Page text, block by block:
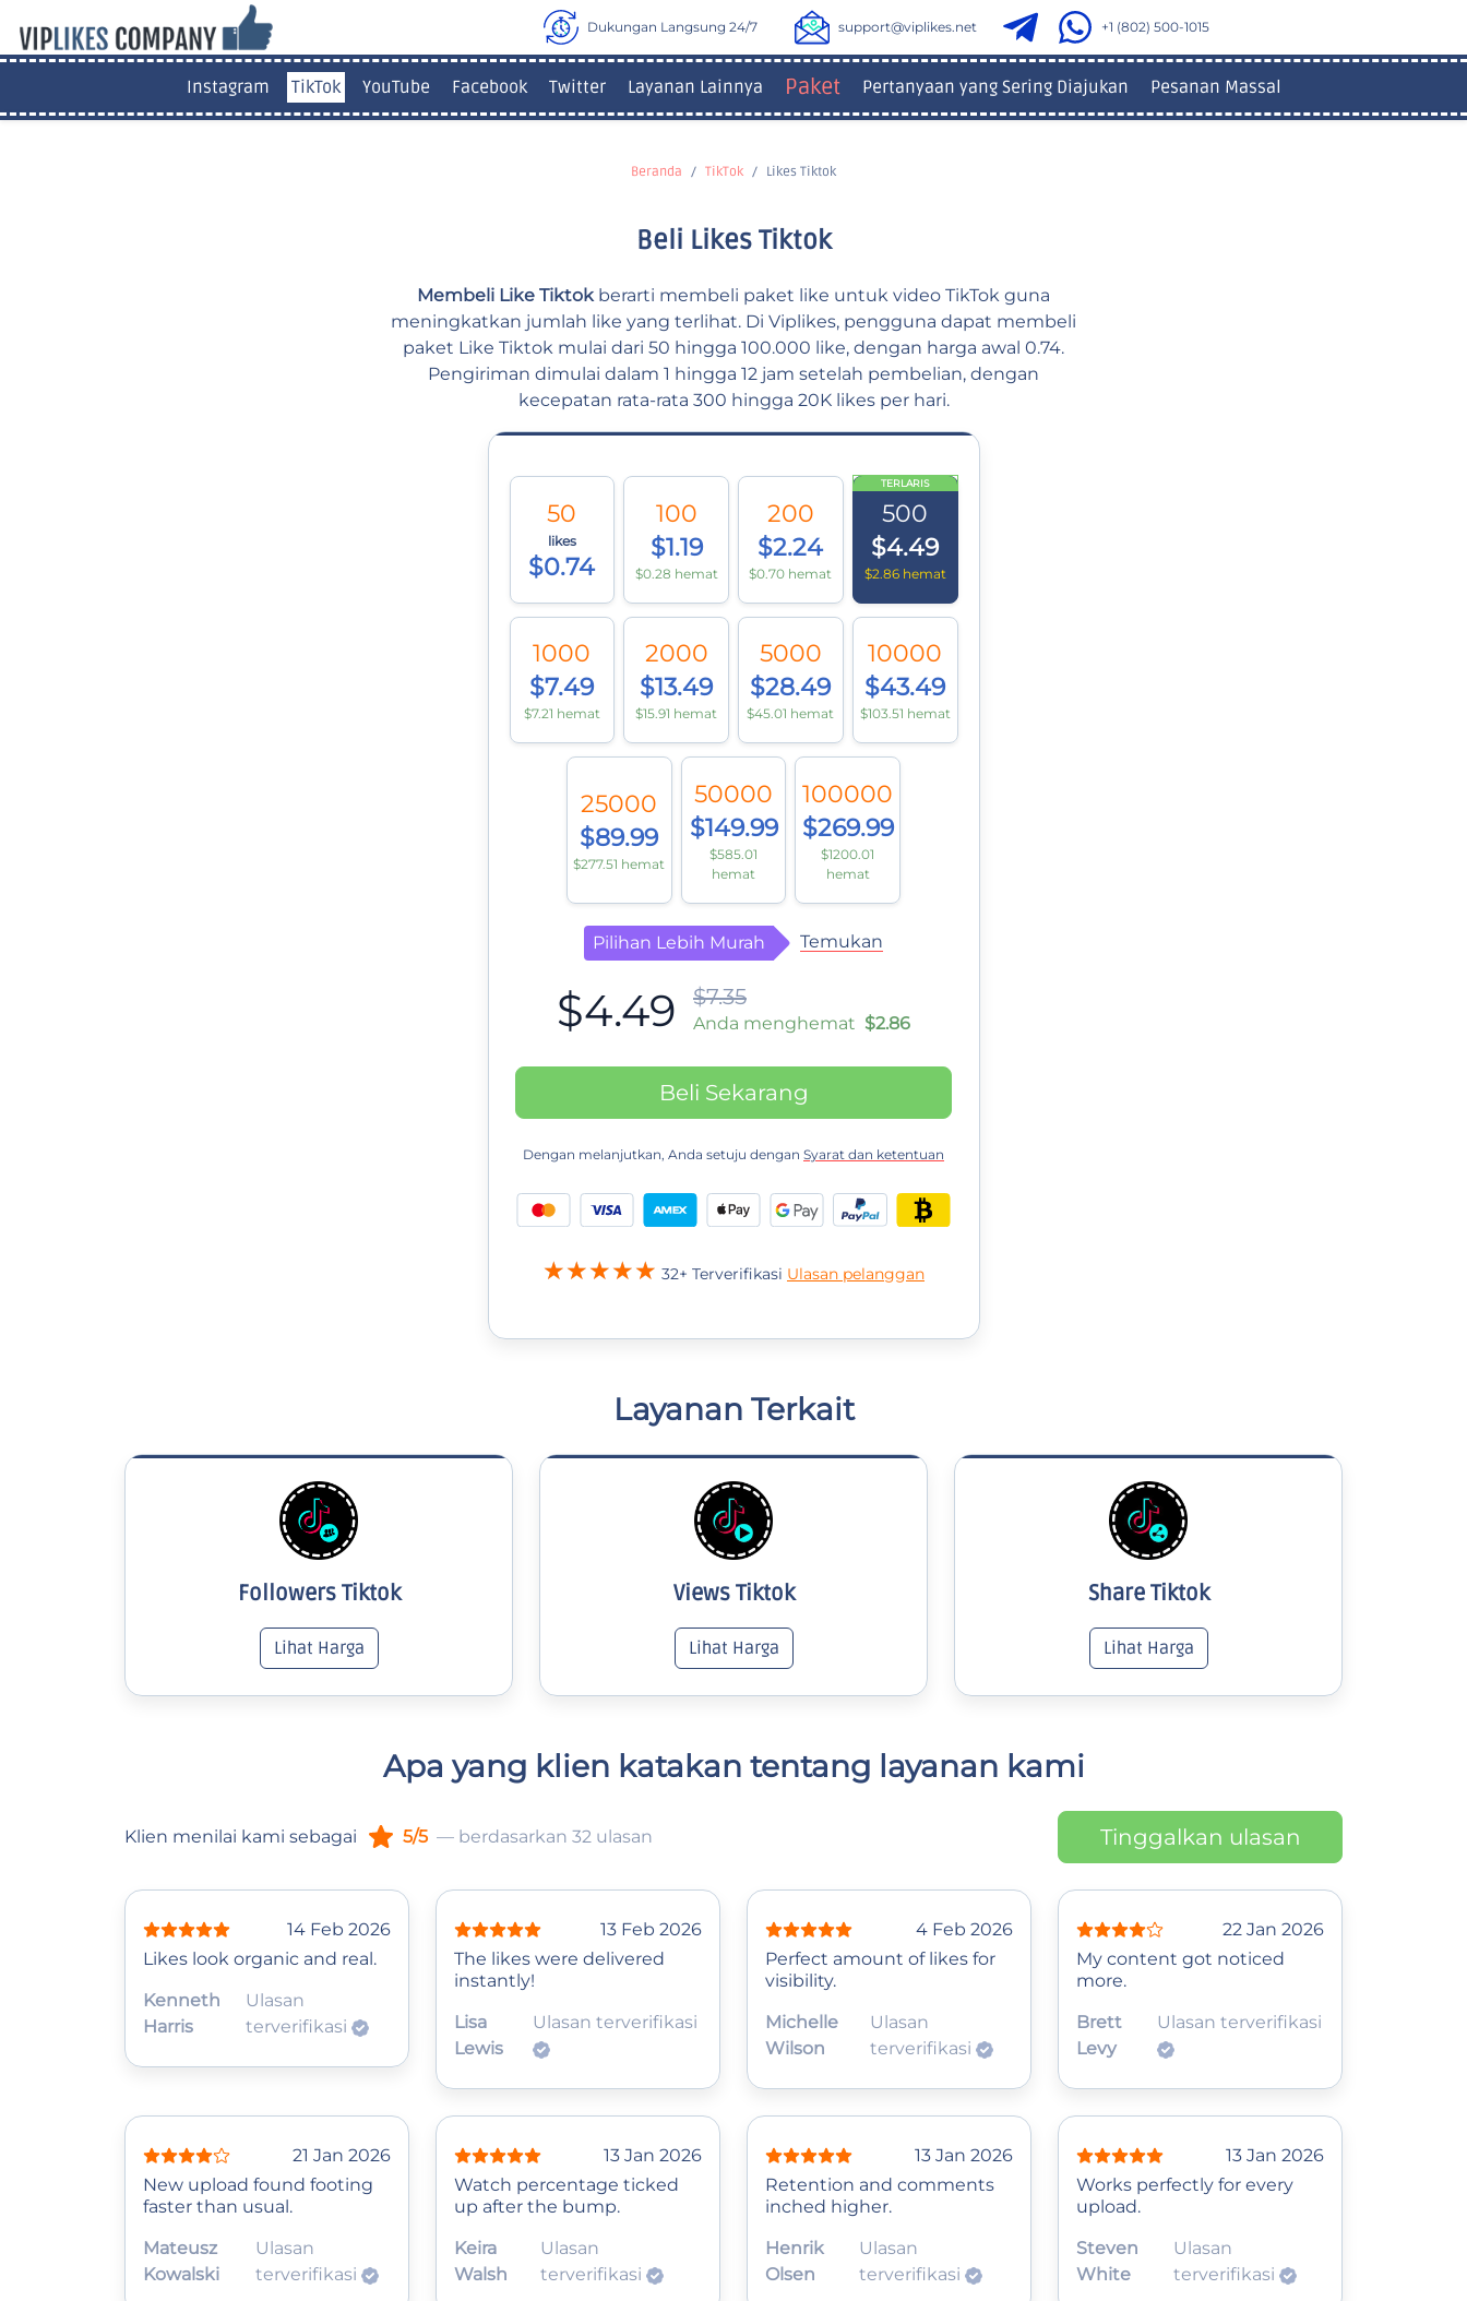
Dukungan Langsung 24/7 support@viplikes.net +1 (802) 500-1015
Instagram TikTok YouTube Facebook Twitter Layanan Lainnya Paket Pertanyaan yang Sering Diajukan Pesanan Massal
Beranda TikTok Likes Tiktok
Beli Likes Tiktok
Membeli Like Tiktokberarti membeli paket like untuk video TikTok guna
meningkatkan jumlah like yang terlihat. Di Viplikes, pengguna dapat membeli
paket Like Tiktok mulai dari 50 hingga 100.000 like, dengan harga awal 0.74.
Pengiriman dimulai dalam 1 hingga 12 jam setelah pembelian, dengan
kecepatan rata-rata 300 hingga 20K likes per hari.
50
likes
$0.74
100
$1.19
$0.28 hemat
200
$2.24
$0.70 hemat
TERLARIS
500
$4.49
$2.86 hemat
1000
$7.49
$7.21 hemat
2000
$13.49
$15.91 hemat
5000
$28.49
$45.01 hemat
10000
$43.49
$103.51 hemat
25000
$89.99
$277.51 hemat
50000
$149.99
$585.01
hemat
100000
$269.99
$1200.01
hemat
Pilihan Lebih Murah Temukan
$4.49 $7.35
Anda menghemat $2.86
Beli Sekarang
Dengan melanjutkan, Anda setuju dengan Syarat dan ketentuan
32+ Terverifikasi Ulasan pelanggan
Layanan Terkait
Followers Tiktok
Lihat Harga
Views Tiktok
Lihat Harga
Share Tiktok
Lihat Harga
Apa yang klien katakan tentang layanan kami
Klien menilai kami sebagai 5/5 — berdasarkan 32 ulasan Tinggalkan ulasan
14 Feb 2026
Likes look organic and real.
Kenneth
Harris
Ulasan
terverifikasi
13 Feb 2026
The likes were delivered
instantly!
Lisa
Lewis
Ulasan terverifikasi
4 Feb 2026
Perfect amount of likes for
visibility.
Michelle
Wilson
Ulasan
terverifikasi
22 Jan 2026
My content got noticed
more.
Brett
Levy
Ulasan terverifikasi
21 Jan 2026
New upload found footing
faster than usual.
Mateusz
Kowalski
Ulasan
terverifikasi
13 Jan 2026
Watch percentage ticked
up after the bump.
Keira
Walsh
Ulasan
terverifikasi
13 Jan 2026
Retention and comments
inched higher.
Henrik
Olsen
Ulasan
terverifikasi
13 Jan 2026
Works perfectly for every
upload.
Steven
White
Ulasan
terverifikasi